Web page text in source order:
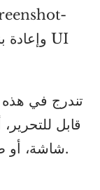
شاشة، أو صفحة ويب، أو بيانات بصرية منظمة.